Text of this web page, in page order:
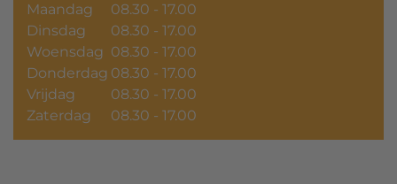
Maandag
08.30 - 17.00
Dinsdag
08.30 - 17.00
Woensdag 08.30 - 17.00
Donderdag 08.30 - 17.00
Vrijdag
08.30 - 17.00
Zaterdag
08.30 - 17.00